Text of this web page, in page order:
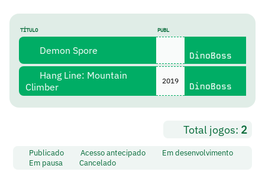
TÍTULO PUBL
Demon Spore DinoBoss
Hang Line: Mountain
Climber
2019
DinoBoss
Total jogos: 2
Publicado Acesso antecipado
Em desenvolvimento
Em pausa
Cancelado